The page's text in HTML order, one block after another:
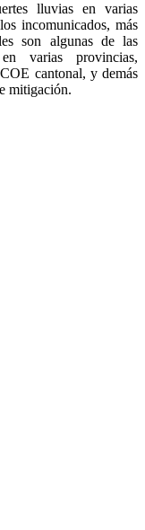
lluvias en varias
incomunicados, más
son algunas de las
varias provincias,
cantonal, y demás
mitigación.